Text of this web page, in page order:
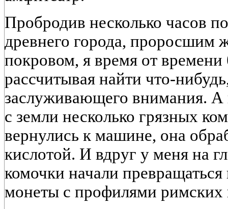
Пробродив несколько часов
древнего города, проросшим
покровом, я время от времени
рассчитывая найти что-
заслуживающего внимания. А
с земли несколько грязных
вернулись к машине, она
кислотой. И вдруг у меня на
комочки начали
монеты с профилями римских